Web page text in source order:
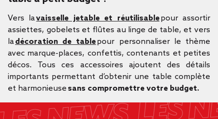
Vers lavaisselle jetable et réutilisablepour assortir
assiettes, gobelets et flûtes au linge de table, et vers
ladécoration de tablepour personnaliser le thème
avec marque-places, confettis, contenants et petites
décos. Tous ces accessoires ajoutent des détails
importants permettant d’obtenir une table complète
et harmonieuse sans compromettre votre budget.